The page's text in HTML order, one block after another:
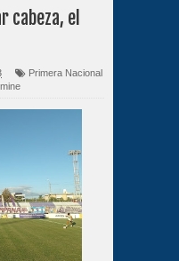
cabeza, el
Primera Nacional